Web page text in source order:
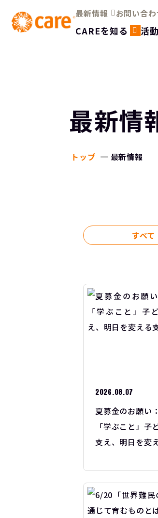
最新情報 お問い合わ
CAREを知る 活
最新情
トップ 最新情報
すべて
2026.08.07
夏募金のお願い
「学ぶこと」子
支え、明日を変